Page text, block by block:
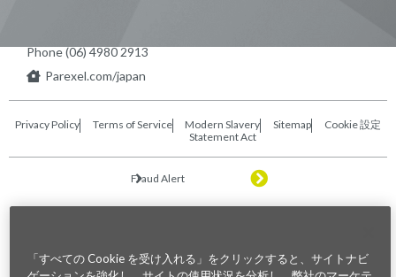
Phone (06) 4980 2913
Parexel.com/japan
Privacy Policy Terms of Service
Modern Slavery
Statement Act
Sitemap Cookie 設定
Fraud Alert
「すべての Cookie を受け入れる」をクリックすると、サイトナビ